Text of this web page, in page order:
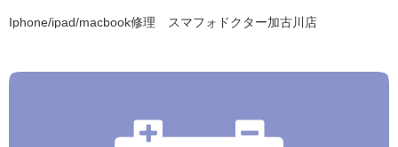
Iphone/ipad/macbook修理 スマフォドクター加古川店